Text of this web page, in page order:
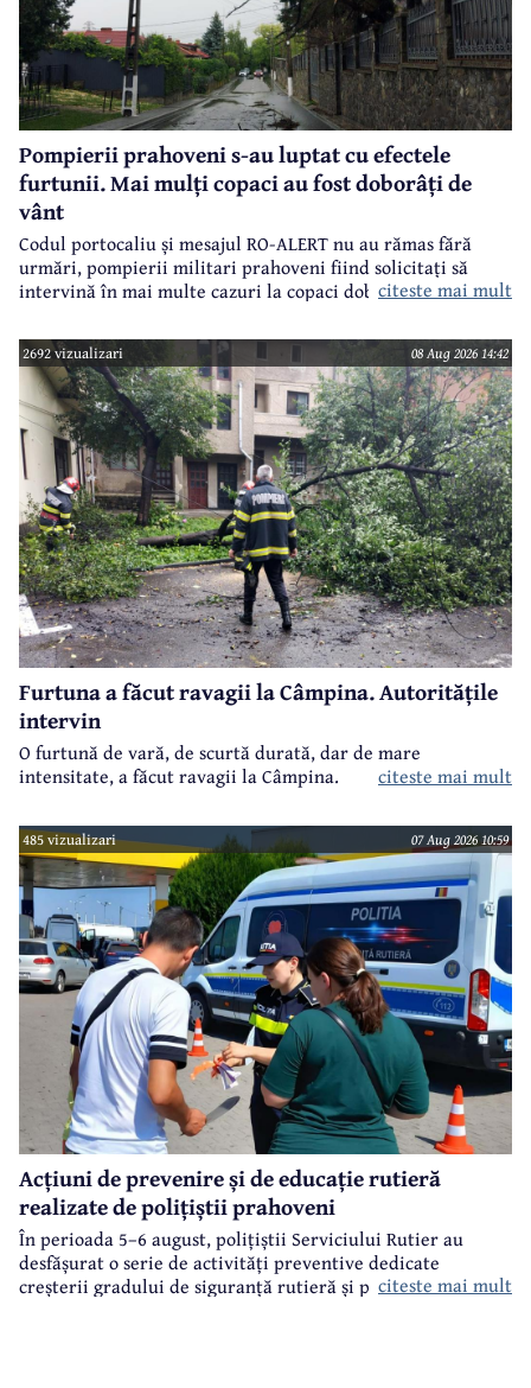
Pompierii prahoveni s-au luptat cu efectele
furtunii. Mai mulți copaci au fost doborâți de
vânt
Codul portocaliu și mesajul RO-ALERT nu au rămas fără
urmări, pompierii militari prahoveni fiind solicitați să
intervină în mai multe cazuri la copaci doborâți în urma
citeste mai mult
2692 vizualizari 08 Aug 2026 14:42
Furtuna a făcut ravagii la Câmpina. Autoritățile
intervin
O furtună de vară, de scurtă durată, dar de mare
intensitate, a făcut ravagii la Câmpina.
citeste mai mult
485 vizualizari 07 Aug 2026 10:59
Acțiuni de prevenire și de educație rutieră
realizate de polițiștii prahoveni
În perioada 5–6 august, polițiștii Serviciului Rutier au
desfășurat o serie de activități preventive dedicate
creșterii gradului de siguranță rutieră și promovării unui
citeste mai mult